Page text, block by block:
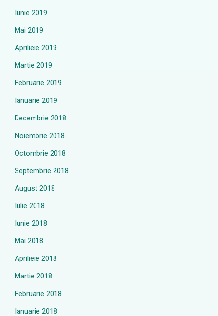
Iunie 2019
Mai 2019
Aprilieie 2019
Martie 2019
Februarie 2019
Ianuarie 2019
Decembrie 2018
Noiembrie 2018
Octombrie 2018
Septembrie 2018
August 2018
Iulie 2018
Iunie 2018
Mai 2018
Aprilieie 2018
Martie 2018
Februarie 2018
Ianuarie 2018